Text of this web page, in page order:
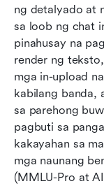
ng detalyado at
sa loob ng chat
pinahusay na
render ng
mga in-upload
kabilang banda,
sa parehong
pagbuti sa
kakayahan sa
mga naunang
(MMLU-Pro at